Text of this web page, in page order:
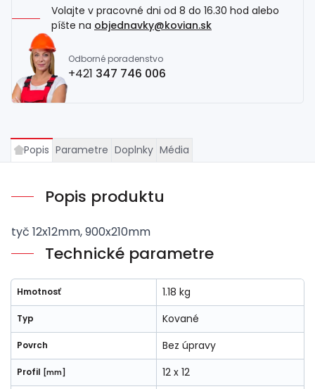
Volajte v pracovné dni od 8 do 16.30 hod alebo
píšte na objednavky@kovian.sk
Odborné poradenstvo
+421 347 746 006
Popis Parametre Doplnky Média
Popis produktu
tyč 12x12mm, 900x210mm
Technické parametre
Hmotnosť 1.18 kg
Typ Kované
Povrch Bez úpravy
Profil [mm] 12 x 12